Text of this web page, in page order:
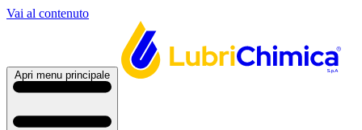
Vai al contenuto
Apri menu principale